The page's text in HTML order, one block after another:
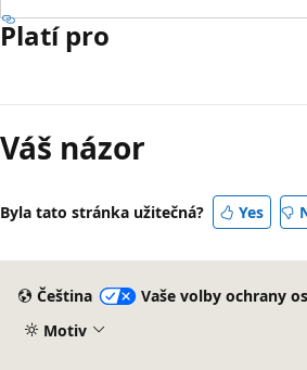
Platí pro
čtení
zakázán
Váš názor
Byla tato stránka užitečná? Yes
Čeština
Vaše volby ochrany
Motiv